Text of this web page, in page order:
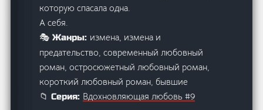
которую спасала одна.
А себя.
🎭 Жанры:измена, измена и
предательство, современный любовный
роман, остросюжетный любовный роман,
короткий любовный роман, бывшие
📁 Серия: Вдохновляющая любовь #9